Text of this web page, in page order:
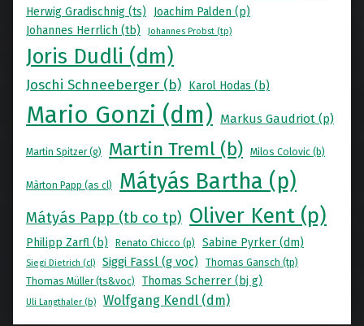
Herwig Gradischnig (ts)
Joachim Palden (p)
Johannes Herrlich (tb)
Johannes Probst (tp)
Joris Dudli (dm)
Joschi Schneeberger (b) Karol Hodas (b)
Mario Gonzi (dm) Markus Gaudriot (p)
Martin Spitzer (g) Martin Treml (b) Milos Colovic (b)
Màrton Papp (as cl) Mátyás Bartha (p)
Mátyás Papp (tb co tp) Oliver Kent (p)
Philipp Zarfl (b) Renato Chicco (p) Sabine Pyrker (dm)
Siegi Dietrich (cl) Siggi Fassl (g voc)
Thomas Gansch (tp)
Thomas Müller (ts&voc)
Thomas Scherrer (bj g)
Uli Langthaler (b) Wolfgang Kendl (dm)